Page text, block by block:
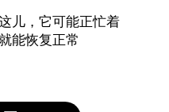
儿，它可能正忙着
能恢复正常